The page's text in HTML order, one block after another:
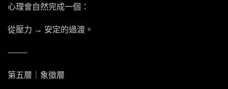
心理會自然完成一個：
從壓力 → 安定的過渡。
⸻
第五層｜象徵層